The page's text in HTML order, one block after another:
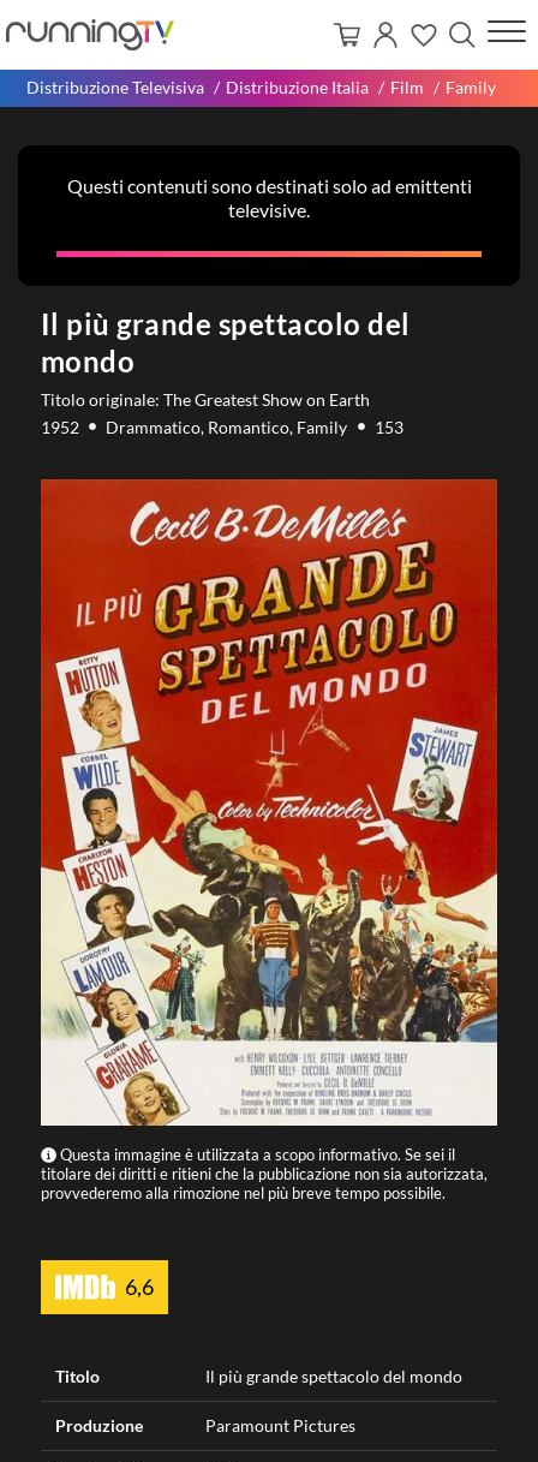
Distribuzione Televisiva Distribuzione Italia Film Family
Questi contenuti sono destinati solo ad emittenti
televisive.
Il più grande spettacolo del
mondo
Titolo originale: The Greatest Show on Earth
1952
Drammatico, Romantico, Family 153
Questa immagine è utilizzata a scopo informativo. Se sei il
titolare dei diritti e ritieni che la pubblicazione non sia autorizzata,
provvederemo alla rimozione nel più breve tempo possibile.
6,6
Titolo Il più grande spettacolo del mondo
Produzione Paramount Pictures